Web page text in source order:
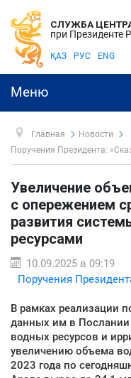
СЛУЖБА
при Президенте
ҚАЗ РУС ENG
Меню
Главная
Новости
Поручения Президента:
Увеличение
с опережением
развития
ресурсами
10.09.2025 в 09:19
Поручения
В рамках реализации
данных им в Послании
водных ресурсов и
увеличению объема
2023 года по